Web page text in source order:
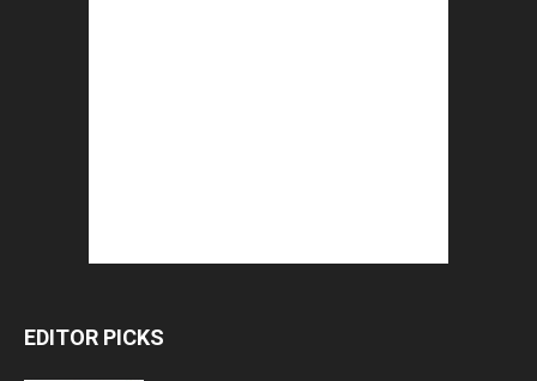
EDITOR PICKS